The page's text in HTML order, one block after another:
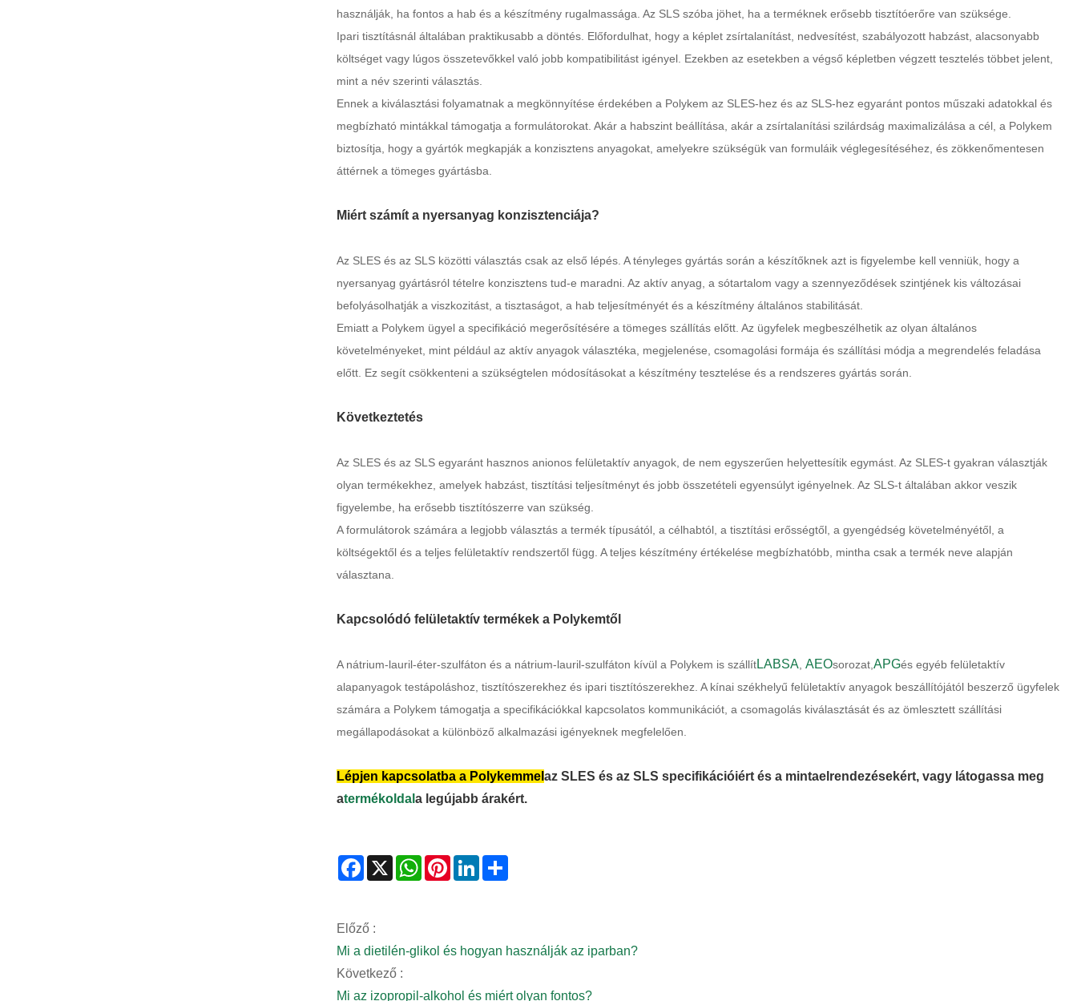
használják, ha fontos a hab és a készítmény rugalmassága. Az SLS szóba jöhet, ha a terméknek erősebb tisztítóerőre van szüksége.
Ipari tisztításnál általában praktikusabb a döntés. Előfordulhat, hogy a képlet zsírtalanítást, nedvesítést, szabályozott habzást, alacsonyabb
költséget vagy lúgos összetevőkkel való jobb kompatibilitást igényel. Ezekben az esetekben a végső képletben végzett tesztelés többet jelent,
mint a név szerinti választás.
Ennek a kiválasztási folyamatnak a megkönnyítése érdekében a Polykem az SLES-hez és az SLS-hez egyaránt pontos műszaki adatokkal és
megbízható mintákkal támogatja a formulátorokat. Akár a habszint beállítása, akár a zsírtalanítási szilárdság maximalizálása a cél, a Polykem
biztosítja, hogy a gyártók megkapják a konzisztens anyagokat, amelyekre szükségük van formuláik véglegesítéséhez, és zökkenőmentesen
áttérnek a tömeges gyártásba.
Miért számít a nyersanyag konzisztenciája?
Az SLES és az SLS közötti választás csak az első lépés. A tényleges gyártás során a készítőknek azt is figyelembe kell venniük, hogy a
nyersanyag gyártásról tételre konzisztens tud-e maradni. Az aktív anyag, a sótartalom vagy a szennyeződések szintjének kis változásai
befolyásolhatják a viszkozitást, a tisztaságot, a hab teljesítményét és a készítmény általános stabilitását.
Emiatt a Polykem ügyel a specifikáció megerősítésére a tömeges szállítás előtt. Az ügyfelek megbeszélhetik az olyan általános
követelményeket, mint például az aktív anyagok választéka, megjelenése, csomagolási formája és szállítási módja a megrendelés feladása
előtt. Ez segít csökkenteni a szükségtelen módosításokat a készítmény tesztelése és a rendszeres gyártás során.
Következtetés
Az SLES és az SLS egyaránt hasznos anionos felületaktív anyagok, de nem egyszerűen helyettesítik egymást. Az SLES-t gyakran választják
olyan termékekhez, amelyek habzást, tisztítási teljesítményt és jobb összetételi egyensúlyt igényelnek. Az SLS-t általában akkor veszik
figyelembe, ha erősebb tisztítószerre van szükség.
A formulátorok számára a legjobb választás a termék típusától, a célhabtól, a tisztítási erősségtől, a gyengédség követelményétől, a
költségektől és a teljes felületaktív rendszertől függ. A teljes készítmény értékelése megbízhatóbb, mintha csak a termék neve alapján
választana.
Kapcsolódó felületaktív termékek a Polykemtől
A nátrium-lauril-éter-szulfáton és a nátrium-lauril-szulfáton kívül a Polykem is szállítLABSA, AEOsorozat,APGés egyéb felületaktív
alapanyagok testápoláshoz, tisztítószerekhez és ipari tisztítószerekhez. A kínai székhelyű felületaktív anyagok beszállítójától beszerző ügyfelek
számára a Polykem támogatja a specifikációkkal kapcsolatos kommunikációt, a csomagolás kiválasztását és az ömlesztett szállítási
megállapodásokat a különböző alkalmazási igényeknek megfelelően.
Lépjen kapcsolatba a Polykemmel az SLES és az SLS specifikációiért és a mintaelrendezésekért, vagy látogassa meg
atermékoldal a legújabb árakért.
Facebook
X WhatsAppPinterestLinkedIn
Előző :
Mi a dietilén-glikol és hogyan használják az iparban?
Következő :
Mi az izopropil-alkohol és miért olyan fontos?